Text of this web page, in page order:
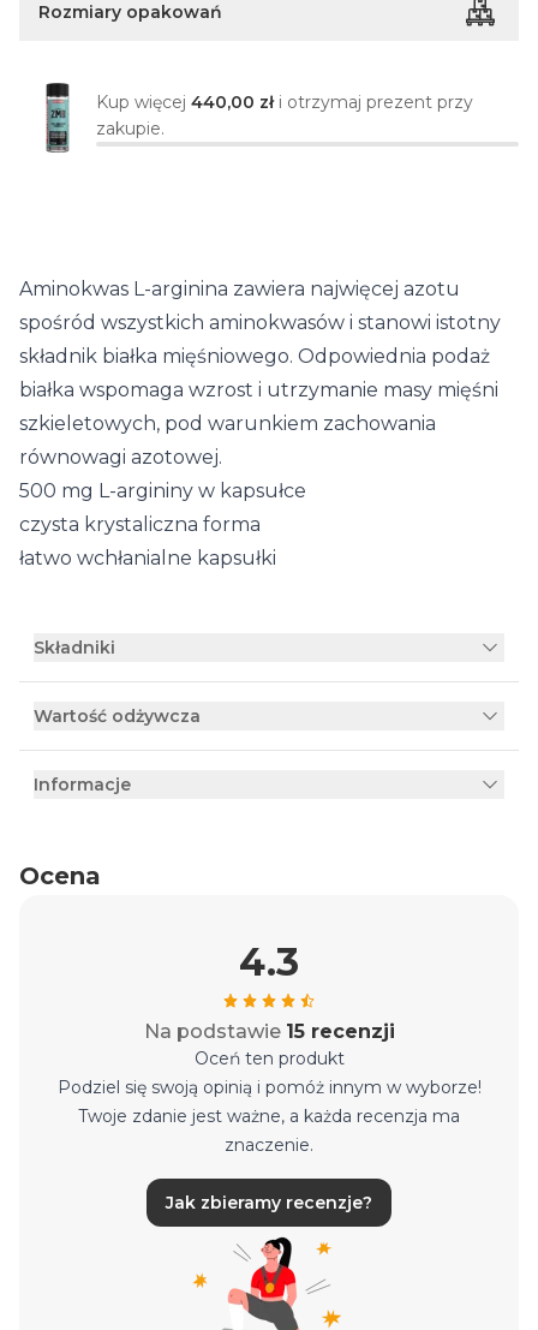
Rozmiary opakowań
Kup więcej 440,00 złi otrzymaj prezent przy
zakupie.
Aminokwas L-arginina zawiera najwięcej azotu
spośród wszystkich aminokwasów i stanowi istotny
składnik białka mięśniowego. Odpowiednia podaż
białka wspomaga wzrost i utrzymanie masy mięśni
szkieletowych, pod warunkiem zachowania
równowagi azotowej.
500 mg L-argininy w kapsułce
czysta krystaliczna forma
łatwo wchłanialne kapsułki
Składniki
Wartość odżywcza
Informacje
Ocena
4.3
Na podstawie 15 recenzji
Oceń ten produkt
Podziel się swoją opinią i pomóż innym w wyborze!
Twoje zdanie jest ważne, a każda recenzja ma
znaczenie.
Jak zbieramy recenzje?